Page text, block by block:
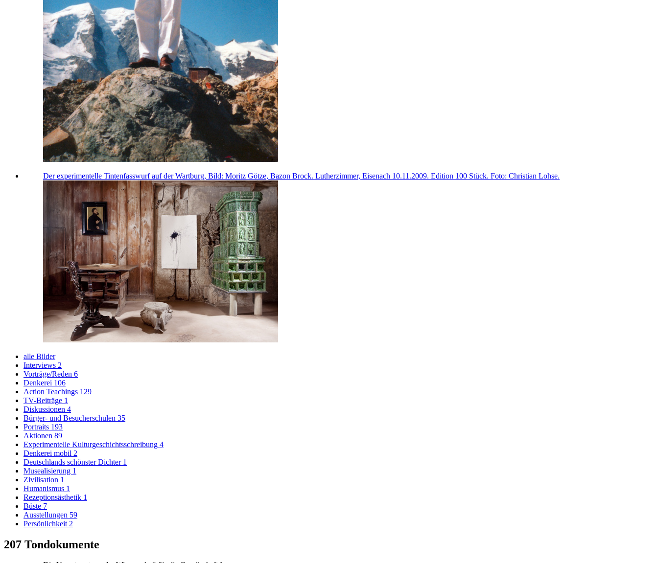
Der experimentelle Tintenfasswurf auf der Wartburg, Bild: Moritz Götze, Bazon Brock. Lutherzimmer, Eisenach 10.11.2009. Edition 100 Stück. Foto: Christian Lohse.
alle Bilder
Interviews 2
Vorträge/Reden 6
Denkerei 106
Action Teachings 129
TV-Beiträge 1
Diskussionen 4
Bürger- und Besucherschulen 35
Portraits 193
Aktionen 89
Experimentelle Kulturgeschichtsschreibung 4
Denkerei mobil 2
Deutschlands schönster Dichter 1
Musealisierung 1
Zivilisation 1
Humanismus 1
Rezeptionsästhetik 1
Büste 7
Ausstellungen 59
Persönlichkeit 2
207 Tondokumente